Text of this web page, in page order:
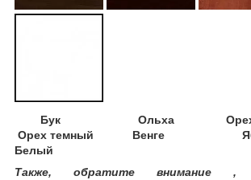
Бук Ольха Орех
Орех темный Венге
Белый
Также, обратите внимание